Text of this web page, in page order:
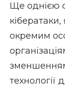
Ще однією
окремим
технології